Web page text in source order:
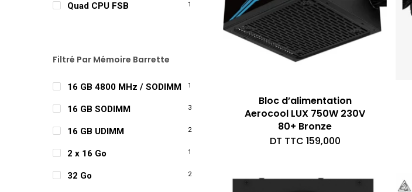
Quad CPU FSB 1
Filtré Par Mémoire Barrette
16 GB 4800 MHz / SODIMM 1
16 GB SODIMM 3
16 GB UDIMM 2
2 x 16 Go 1
32 Go 2
Bloc d’alimentation
Aerocool LUX 750W 230V
80+ Bronze
DT TTC 159,000